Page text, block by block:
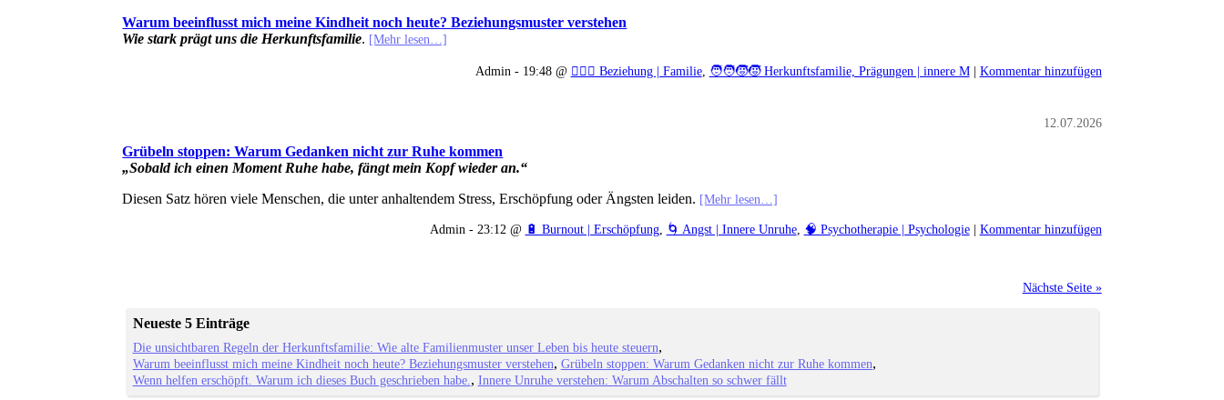
Warum beeinflusst mich meine Kindheit noch heute? Beziehungsmuster verstehen
Wie stark prägt uns die Herkunftsfamilie. [Mehr lesen…]
Admin - 19:48 @ 👩‍❤️‍👨 Beziehung | Familie, 🧑‍🧑‍🧒‍🧒 Herkunftsfamilie, Prägungen | innere M| Kommentar hinzufügen
12.07.2026
Grübeln stoppen: Warum Gedanken nicht zur Ruhe kommen
„Sobald ich einen Moment Ruhe habe, fängt mein Kopf wieder an.“
Diesen Satz hören viele Menschen, die unter anhaltendem Stress, Erschöpfung oder Ängsten leiden. [Mehr lesen…]
Admin - 23:12 @ 🔋 Burnout | Erschöpfung, 🌀 Angst | Innere Unruhe, 🧠 Psychotherapie | Psychologie| Kommentar hinzufügen
Nächste Seite »
Neueste 5 Einträge
Die unsichtbaren Regeln der Herkunftsfamilie: Wie alte Familienmuster unser Leben bis heute steuern
Warum beeinflusst mich meine Kindheit noch heute? Beziehungsmuster verstehen Grübeln stoppen: Warum Gedanken nicht zur Ruhe kommen
Wenn helfen erschöpft. Warum ich dieses Buch geschrieben habe.
Innere Unruhe verstehen: Warum Abschalten so schwer fällt